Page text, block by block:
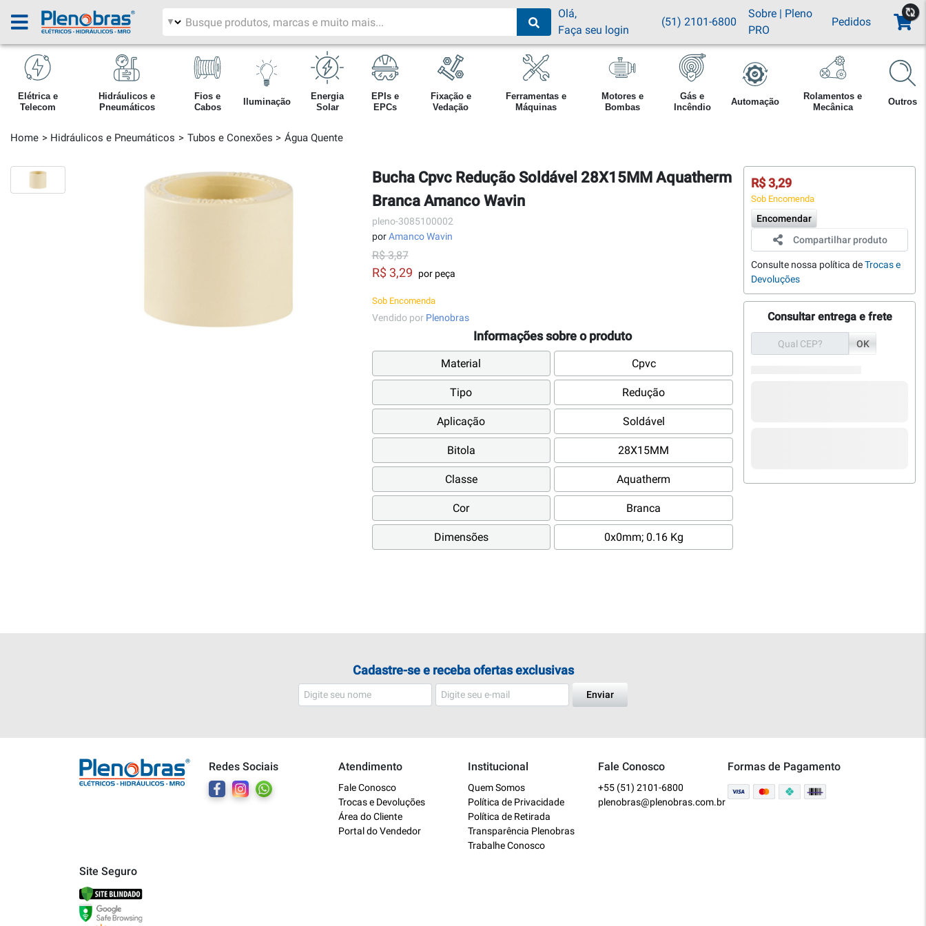
Filtrar por área
Pesquisar produtos
Olá,
Faça seu login
(51) 2101-6800
Sobre| Pleno
PRO
Pedidos
Elétrica e
Telecom
Hidráulicos e
Pneumáticos
Fios e
Cabos
Iluminação
Energia
Solar
EPIs e
EPCs
Fixação e
Vedação
Ferramentas e
Máquinas
Motores e
Bombas
Gás e
Incêndio
Automação
Rolamentos e
Mecânica
Outros
Home Hidráulicos e Pneumáticos Tubos e Conexões Água Quente
Bucha Cpvc Redução Soldável 28X15MM Aquatherm
Branca Amanco Wavin
pleno-3085100002
porAmanco Wavin
R$ 3,87
R$ 3,29 por peça
Sob Encomenda
Vendido por Plenobras
Informações sobre o produto
Material Cpvc
Tipo Redução
Aplicação Soldável
Bitola 28X15MM
Classe Aquatherm
Cor Branca
Dimensões 0x0mm; 0.16 Kg
R$ 3,29
Sob Encomenda
Encomendar
Compartilhar produto
Consulte nossa política deTrocas e
Devoluções
Consultar entrega e frete
OK
Cadastre-se e receba ofertas exclusivas
Enviar
Redes Sociais Atendimento
Fale Conosco
Trocas e Devoluções
Área do Cliente
Portal do Vendedor
Institucional
Quem Somos
Política de Privacidade
Política de Retirada
Transparência Plenobras
Trabalhe Conosco
Fale Conosco
+55 (51) 2101-6800
plenobras@plenobras.com.br
Formas de Pagamento
Site Seguro
Bem vindo a Plenobras! Aqui você
encontra toda a linha de materiais
Dúvidas técnicas sobre produtos
Informações sobre um pedido
Falar com um atendente